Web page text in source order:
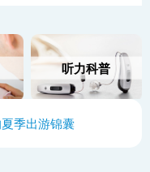
听力科普
季出游锦囊